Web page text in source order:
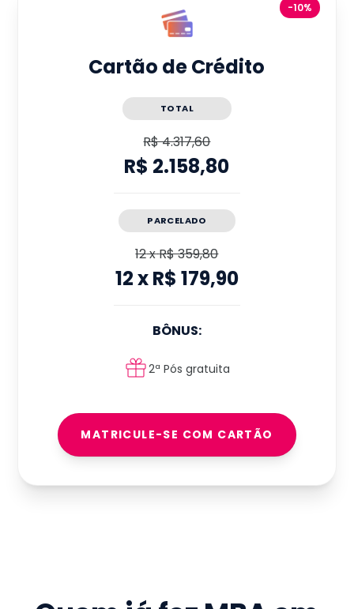
-10%
Cartão de Crédito
TOTAL
R$ 4.317,60
R$ 2.158,80
PARCELADO
12xR$ 359,80
12xR$ 179,90
BÔNUS:
2ª Pós gratuita
MATRICULE-SE COM CARTÃO